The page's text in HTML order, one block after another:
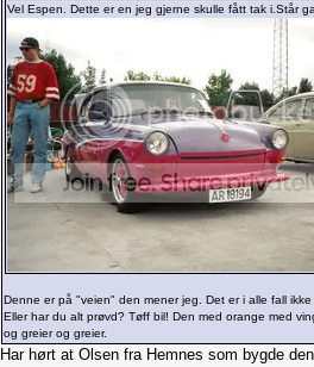
Vel Espen. Dette er en jeg gjerne skulle fått tak i.Står
Denne er på "veien" den mener jeg. Det er i alle fall
Eller har du alt prøvd? Tøff bil! Den med orange med
og greier og greier.
Har hørt at Olsen fra Hemnes som bygde